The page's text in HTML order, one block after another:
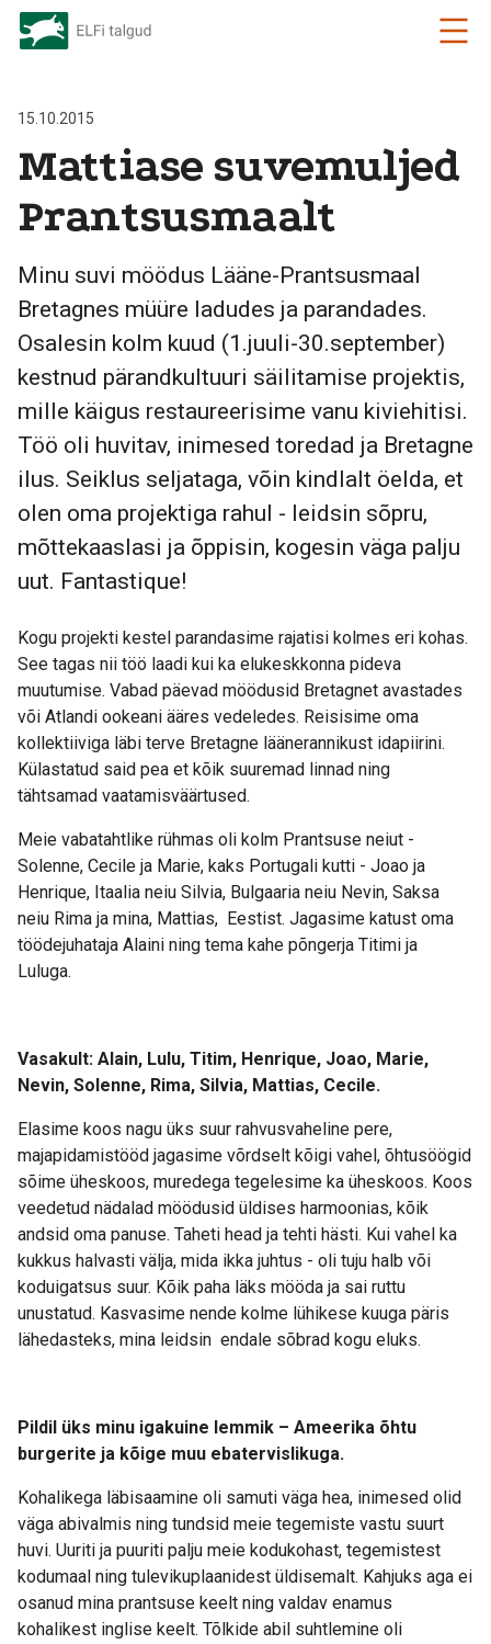
15.10.2015
Mattiase suvemuljed
Prantsusmaalt
Minu suvi möödus Lääne-Prantsusmaal
Bretagnes müüre ladudes ja parandades.
Osalesin kolm kuud (1.juuli-30.september)
kestnud pärandkultuuri säilitamise projektis,
mille käigus restaureerisime vanu kiviehitisi.
Töö oli huvitav, inimesed toredad ja Bretagne
ilus. Seiklus seljataga, võin kindlalt öelda, et
olen oma projektiga rahul - leidsin sõpru,
mõttekaaslasi ja õppisin, kogesin väga palju
uut. Fantastique!
Kogu projekti kestel parandasime rajatisi kolmes eri kohas.
See tagas nii töö laadi kui ka elukeskkonna pideva
muutumise. Vabad päevad möödusid Bretagnet avastades
või Atlandi ookeani ääres vedeledes. Reisisime oma
kollektiiviga läbi terve Bretagne läänerannikust idapiirini.
Külastatud said pea et kõik suuremad linnad ning
tähtsamad vaatamisväärtused.
Meie vabatahtlike rühmas oli kolm Prantsuse neiut -
Solenne, Cecile ja Marie, kaks Portugali kutti - Joao ja
Henrique, Itaalia neiu Silvia, Bulgaaria neiu Nevin, Saksa
neiu Rima ja mina, Mattias, Eestist. Jagasime katust oma
töödejuhataja Alaini ning tema kahe põngerja Titimi ja
Luluga.
Vasakult: Alain, Lulu, Titim, Henrique, Joao, Marie,
Nevin, Solenne, Rima, Silvia, Mattias, Cecile.
Elasime koos nagu üks suur rahvusvaheline pere,
majapidamistööd jagasime võrdselt kõigi vahel, õhtusöögid
sõime üheskoos, muredega tegelesime ka üheskoos. Koos
veedetud nädalad möödusid üldises harmoonias, kõik
andsid oma panuse. Taheti head ja tehti hästi. Kui vahel ka
kukkus halvasti välja, mida ikka juhtus - oli tuju halb või
koduigatsus suur. Kõik paha läks mööda ja sai ruttu
unustatud. Kasvasime nende kolme lühikese kuuga päris
lähedasteks, mina leidsin endale sõbrad kogu eluks.
Pildil üks minu igakuine lemmik – Ameerika õhtu
burgerite ja kõige muu ebatervislikuga.
Kohalikega läbisaamine oli samuti väga hea, inimesed olid
väga abivalmis ning tundsid meie tegemiste vastu suurt
huvi. Uuriti ja puuriti palju meie kodukohast, tegemistest
kodumaal ning tulevikuplaanidest üldisemalt. Kahjuks aga ei
osanud mina prantsuse keelt ning valdav enamus
kohalikest inglise keelt. Tõlkide abil suhtlemine oli